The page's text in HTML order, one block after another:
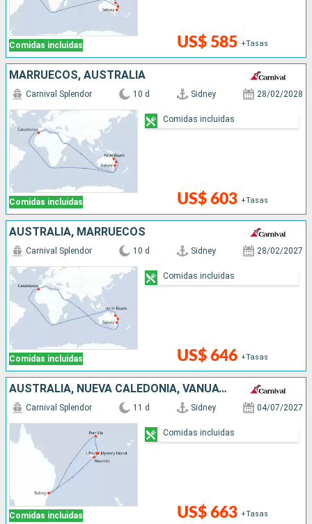
Comidas incluidas US$ 585 +Tasas
MARRUECOS, AUSTRALIA
Comidas incluidas
Carnival Splendor 10 d Sidney 28/02/2028
US$ 603 +Tasas
Comidas incluidas
AUSTRALIA, MARRUECOS
Comidas incluidas
Carnival Splendor 10 d Sidney 28/02/2027
US$ 646 +Tasas
Comidas incluidas
AUSTRALIA, NUEVA CALEDONIA, VANUATU
Comidas incluidas
Carnival Splendor 11 d Sidney 04/07/2027
US$ 663 +Tasas
Comidas incluidas